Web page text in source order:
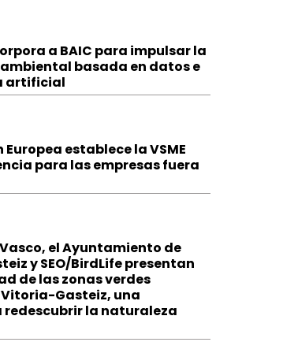
a BAIC para impulsar la
basada en datos e
artificial
Europea establece la VSME
para las empresas fuera
el Ayuntamiento de
y SEO/BirdLife presentan
de las zonas verdes
Gasteiz, una
la naturaleza